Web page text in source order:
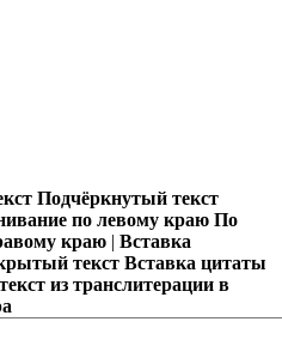
Подчёркнутый текст
по левому краю По
краю | Вставка
текст Вставка цитаты
из транслитерации в